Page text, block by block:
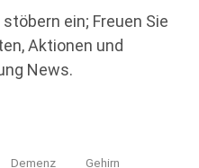
ein; Freuen Sie
Aktionen und
News.
Demenz Gehirn